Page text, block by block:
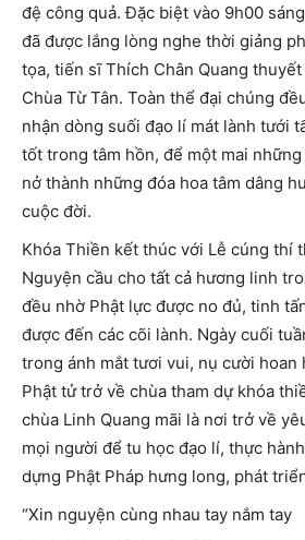
đệ công quả. Đặc biệt vào 9h00
đã được lắng lòng nghe thời giảng
tọa, tiến sĩ Thích Chân Quang
Chùa Từ Tân. Toàn thể đại chúng
nhận dòng suối đạo lí mát lành tưới
tốt trong tâm hồn, để một mai
nở thành những đóa hoa tâm dâng
cuộc đời.
Khóa Thiền kết thúc với Lễ cúng thí
Nguyện cầu cho tất cả hương linh
đều nhờ Phật lực được no đủ, tinh
được đến các cõi lành. Ngày cuối
trong ánh mắt tươi vui, nụ cười hoan
Phật tử trở về chùa tham dự khóa
chùa Linh Quang mãi là nơi trở về
mọi người để tu học đạo lí, thực
dựng Phật Pháp hưng long, phát
“Xin nguyện cùng nhau tay nắm tay